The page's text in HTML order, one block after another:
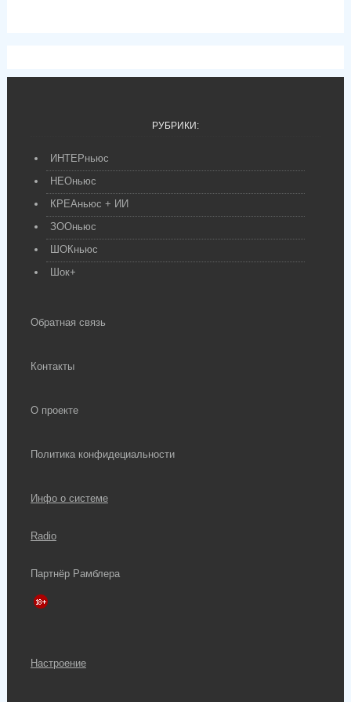
РУБРИКИ:
ИНТЕРньюс
НЕОньюс
КРЕАньюс + ИИ
ЗООньюс
ШОКньюс
Шок+
Обратная связь
Контакты
О проекте
Политика конфидециальности
Инфо о системе
Radio
Партнёр Рамблера
Настроение